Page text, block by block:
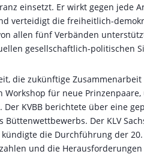
einsetzt. Er wirkt gegen jede
verteidigt die freiheitlich-
allen fünf Verbänden
gesellschaftlich-politischen
die zukünftige
Workshop für neue
KVBB berichtete über eine
Büttenwettbewerbs. Der KLV
die Durchführung der
und die